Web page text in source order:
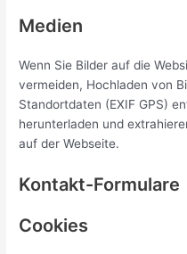
Medien
Wenn Sie Bilder auf die
vermeiden, Hochladen von
Standortdaten (EXIF GPS)
herunterladen und
auf der Webseite.
Kontakt-Formulare
Cookies